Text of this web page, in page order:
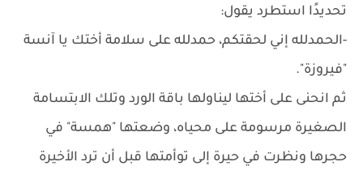
تحديدًا استطرد يقول:
-الحمدلله إني لحقتكم، حمدلله على سلامة أختك يا آنسة
"فيروزة".
ثم انحنى على أختها ليناولها باقة الورد وتلك الابتسامة
الصغيرة مرسومة على محياه، وضعتها "همسة" في
حجرها ونظرت في حيرة إلى توأمتها قبل أن ترد الأخيرة